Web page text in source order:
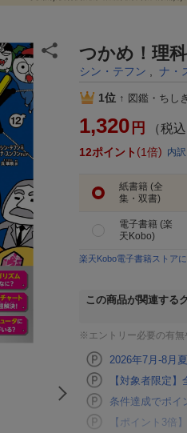
つかめ！理
シン・テフン ナ・
1位 ↑ 図鑑・ちし
1,320 円 （税
12ポイント 1倍 内訳
紙書籍 (全
集・双書)
電子書籍 (楽
天Kobo)
楽天Kobo電子書籍ストア
この商品が関連する
※エントリー必要の有無
2026年7月-8月
【対象者限定
条件達成でポイ
【ポイント3倍